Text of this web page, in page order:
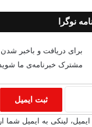
نوگرا
برای دریافت و باخبر
مشترک خبرنامه‌ی ما
ایمیل، لینکی به ایمیل